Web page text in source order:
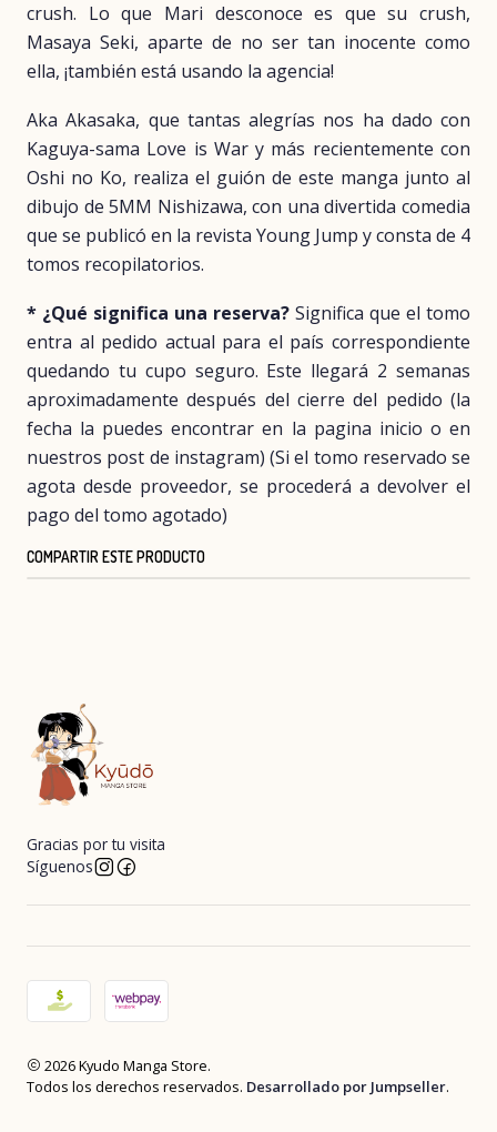
crush. Lo que Mari desconoce es que su crush,
Masaya Seki, aparte de no ser tan inocente como
ella, ¡también está usando la agencia!
Aka Akasaka, que tantas alegrías nos ha dado con
Kaguya-sama Love is War y más recientemente con
Oshi no Ko, realiza el guión de este manga junto al
dibujo de 5MM Nishizawa, con una divertida comedia
que se publicó en la revista Young Jump y consta de 4
tomos recopilatorios.
* ¿Qué significa una reserva? Significa que el tomo
entra al pedido actual para el país correspondiente
quedando tu cupo seguro. Este llegará 2 semanas
aproximadamente después del cierre del pedido (la
fecha la puedes encontrar en la pagina inicio o en
nuestros post de instagram) (Si el tomo reservado se
agota desde proveedor, se procederá a devolver el
pago del tomo agotado)
COMPARTIR ESTE PRODUCTO
Gracias por tu visita
Síguenos
2026 Kyudo Manga Store.
Todos los derechos reservados. Desarrollado por Jumpseller.